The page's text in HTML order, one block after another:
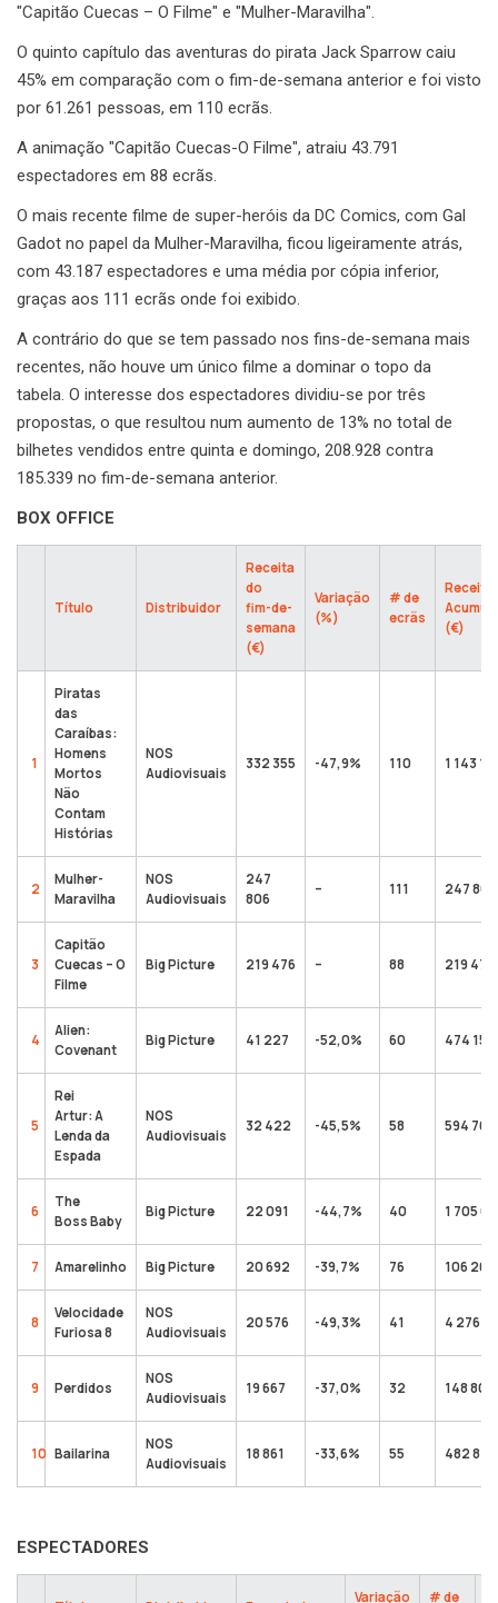
"Capitão Cuecas – O Filme" e "Mulher-Maravilha".
O quinto capítulo das aventuras do pirata Jack Sparrow caiu
45% em comparação com o fim-de-semana anterior e foi visto
por 61.261 pessoas, em 110 ecrãs.
A animação "Capitão Cuecas-O Filme", atraiu 43.791
espectadores em 88 ecrãs.
O mais recente filme de super-heróis da DC Comics, com Gal
Gadot no papel da Mulher-Maravilha, ficou ligeiramente atrás,
com 43.187 espectadores e uma média por cópia inferior,
graças aos 111 ecrãs onde foi exibido.
A contrário do que se tem passado nos fins-de-semana mais
recentes, não houve um único filme a dominar o topo da
tabela. O interesse dos espectadores dividiu-se por três
propostas, o que resultou num aumento de 13% no total de
bilhetes vendidos entre quinta e domingo, 208.928 contra
185.339 no fim-de-semana anterior.
BOX OFFICE
Título Distribuidor
Receita
do
fim-de-
semana
(€)
Variação
(%)
# de
ecrãs
Receita
(€)
1
Piratas
das
Caraíbas:
Homens
Mortos
Não
Contam
Histórias
NOS
Audiovisuais
332 355 -47,9% 110 1 143
2
Mulher-
Maravilha
NOS
Audiovisuais
247
806
– 111 247 806
3
Capitão
Cuecas – O
Filme
Big Picture 219 476 – 88 219 476
4
Alien:
Covenant
Big Picture 41 227 -52,0% 60 474 150
5
Rei
Artur: A
Lenda da
Espada
NOS
Audiovisuais
32 422 -45,5% 58 594 764
6
The
Boss Baby
Big Picture 22 091 -44,7% 40 1 705
7 Amarelinho Big Picture 20 692 -39,7% 76 106 265
8
Velocidade
Furiosa 8
NOS
Audiovisuais
20 576 -49,3% 41 4 276
9 Perdidos
NOS
Audiovisuais
19 667 -37,0% 32 148 803
10 Bailarina
NOS
Audiovisuais
18 861 -33,6% 55 482 820
ESPECTADORES
Variação # de